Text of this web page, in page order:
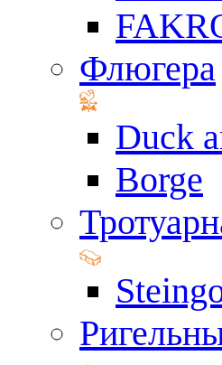
Флюгера
Duck
Borge